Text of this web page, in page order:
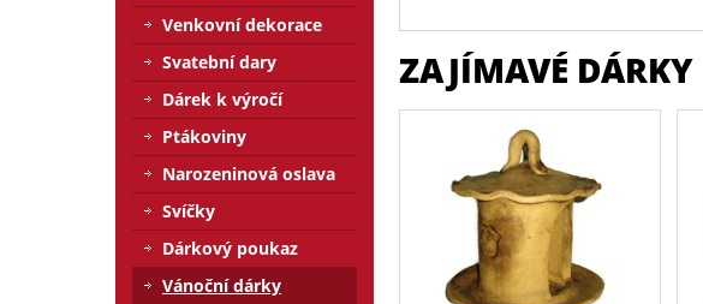
ZAJÍMAVÉ DÁRKY
Venkovní dekorace
Svatební dary
Dárek k výročí
Ptákoviny
Narozeninová oslava
Svíčky
Dárkový poukaz
Vánoční dárky